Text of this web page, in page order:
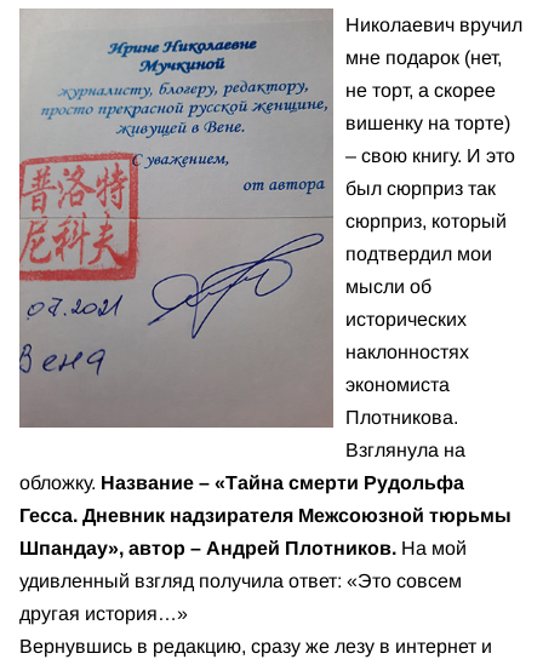
Николаевич вручил
мне подарок (нет,
не торт, а скорее
вишенку на торте)
– свою книгу. И это
был сюрприз так
сюрприз, который
подтвердил мои
мысли об
исторических
наклонностях
экономиста
Плотникова.
Взглянула на
обложку. Название – «Тайна смерти Рудольфа
Гесса. Дневник надзирателя Межсоюзной тюрьмы
Шпандау», автор – Андрей Плотников. На мой
удивленный взгляд получила ответ: «Это совсем
другая история…»
Вернувшись в редакцию, сразу же лезу в интернет и